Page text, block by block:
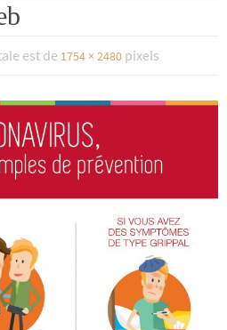
est de 1754 × 2480 pixels